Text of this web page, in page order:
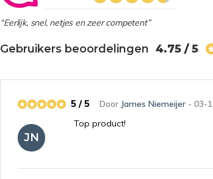
“Eerlijk, snel, netjes en zeer competent”
Gebruikers beoordelingen 4.75 / 5
JN
Door James Niemeijer - 03-
5 / 5
Top product!